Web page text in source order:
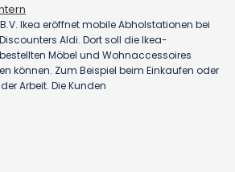
Ikea eröffnet mobile Abholstationen bei
Aldi. Dort soll die Ikea-
Möbel und Wohnaccessoires
können. Zum Beispiel beim Einkaufen oder
Arbeit. Die Kunden